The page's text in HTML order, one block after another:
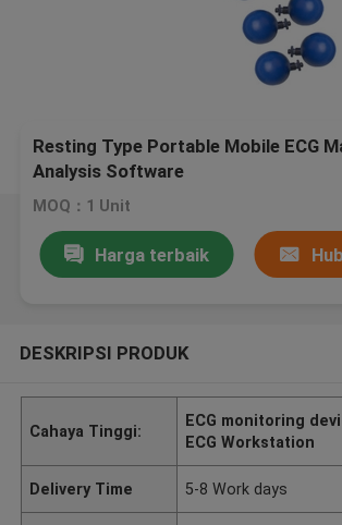
Resting Type Portable Mobile ECG
Analysis Software
MOQ：1 Unit
Harga terbaik
DESKRIPSI PRODUK
Cahaya Tinggi:
ECG monitoring
ECG Workstation
Delivery Time 5-8 Work days